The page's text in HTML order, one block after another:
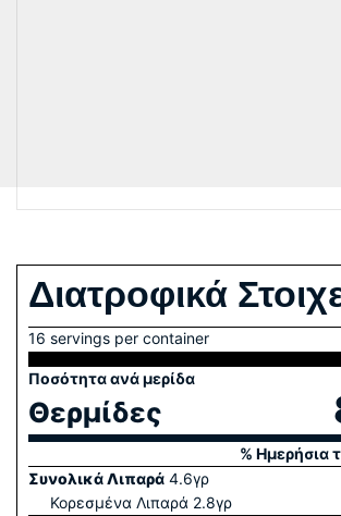
Διατροφικά
16 servings per container
Ποσότητα ανά μερίδα
Θερμίδες
% Ημερήσια
Συνολικά Λιπαρά 4.6γρ
Κορεσμένα Λιπαρά 2.8γρ